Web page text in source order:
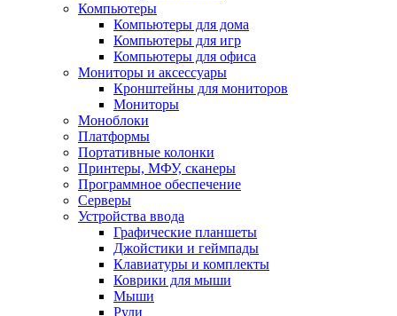
Компьютеры
Компьютеры для дома
Компьютеры для игр
Компьютеры для офиса
Мониторы и аксессуары
Кронштейны для мониторов
Мониторы
Моноблоки
Платформы
Портативные колонки
Принтеры, МФУ, сканеры
Программное обеспечение
Серверы
Устройства ввода
Графические планшеты
Джойстики и геймпады
Клавиатуры и комплекты
Коврики для мыши
Мыши
Рули